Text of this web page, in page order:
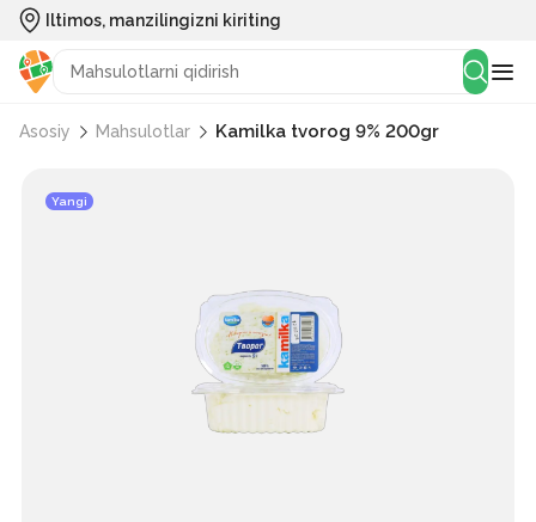
Iltimos, manzilingizni kiriting
Asosiy Mahsulotlar Kamilka tvorog 9% 200gr
Yangi